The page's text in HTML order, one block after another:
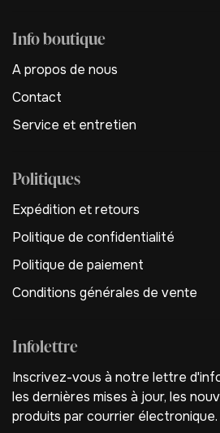
Info boutique
A propos de nous
Contact
Service et entretien
Politiques
Expédition et retours
Politique de confidentialité
Politique de paiement
Conditions générales de vente
Infolettre
Inscrivez-vous à notre lettre
les dernières mises à jour, les
produits par courrier électronique.